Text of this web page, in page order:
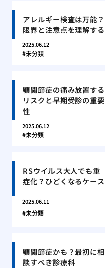
アレルギー検査は万能？
限界と注意点を理解する
2025.06.12
未分類
顎関節症の痛み放置する
リスクと早期受診の重要
性
2025.06.12
未分類
RSウイルス大人でも重
症化？ひどくなるケース
2025.06.11
未分類
顎関節症かも？最初に相
談すべき診療科